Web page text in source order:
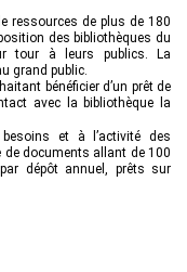
ressources de plus de 180
des bibliothèques du
tour à leurs publics. La
grand public.
bénéficier d’un prêt de
avec la bibliothèque la
et à l’activité des
de documents allant de 100
dépôt annuel, prêts sur